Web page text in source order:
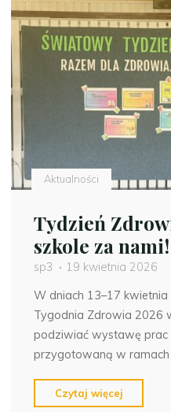
Aktualności
Tydzień
szkole za nami!
sp3
19 kwietnia 2026
W dniach 13–17
Tygodnia Zdrowia 2026
podziwiać wystawę prac
przygotowaną w ramach
Czytaj więcej